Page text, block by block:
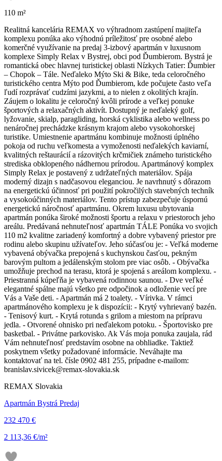
110 m²
Realitná kancelária REMAX vo výhradnom zastúpení majiteľa
komplexu ponúka ako výhodnú príležitosť pre osobné alebo
komerčné využívanie na predaj 3-izbový apartmán v luxusnom
komplexe Simply Relax v Bystrej, obci pod Ďumbierom. Bystrá je
romantická obec hlavnej turistickej oblasti Nízkych Tatier: Ďumbier
– Chopok – Tále. Neďaleko Mýto Ski & Bike, teda celoročného
turistického centra Mýto pod Ďumbierom, kde počujete často veľa
ľudí rozprávať cudzími jazykmi, a to nielen z okolitých krajín.
Záujem o lokalitu je celoročný kvôli prírode a veľkej ponuke
športových a relaxačných aktivít. Dostupný je neďaleký golf,
lyžovanie, skialp, paragliding, horská cyklistika alebo wellness po
nenáročnej prechádzke krásnym krajom alebo vysokohorskej
turistike. Umiestnenie apartmánu kombinuje možnosti úplného
pokoja od ruchu veľkomesta a vymoženosti neďalekých kaviarní,
kvalitných reštaurácií a rázovitých krčmičiek známeho turistického
strediska obklopeného nádhernou prírodou. Apartmánový komplex
Simply Relax je postavený z udržateľných materiálov. Spája
moderný dizajn s nadčasovou eleganciou. Je navrhnutý s dôrazom
na energetickú účinnosť pri použití pokročilých stavebných techník
a vysokoúčinných materiálov. Tento prístup zabezpečuje úspornú
energetickú náročnosť apartmánu. Okrem luxusu ubytovania
apartmán ponúka široké možnosti športu a relaxu v priestoroch jeho
areálu. Predávaná nehnuteľnosť apartmán TÁLE Ponúka vo svojich
110 m2 kvalitne zariadený komfortný a dobre vybavený priestor pre
rodinu alebo skupinu užívateľov. Jeho súčasťou je: - Veľká moderne
vybavená obývačka prepojená s kuchynskou časťou, pekným
barovým pultom a jedálenským stolom pre viac osôb. - Obývačka
umožňuje prechod na terasu, ktorá je spojená s areálom komplexu. -
Priestranná kúpeľňa je vybavená rodinnou saunou. - Dve veľké
elegantné spálne majú všetko pre odpočinok a odloženie vecí pre
Vás a Vaše deti. - Apartmán má 2 toalety. - Vírivka. V rámci
apartmánového komplexu je k dispozícii: - Krytý vyhrievaný bazén.
- Tenisový kurt. - Krytá rotunda s grilom a miestom na prípravu
jedla. - Otvorené ohnisko pri neďalekom potoku. - Športovisko pre
basketbal. - Privátne parkovisko. Ak Vás moja ponuka zaujala, rád
Vám nehnuteľnosť predstavím osobne na obhliadke. Taktiež
poskytnem všetky požadované informácie. Neváhajte ma
kontaktovať na tel. čísle 0902 481 255, prípadne e-mailom:
branislav.sivicek@remax-slovakia.sk
REMAX Slovakia
Apartmán Bystrá Predaj
232 470 €
2 113,36 €/m²